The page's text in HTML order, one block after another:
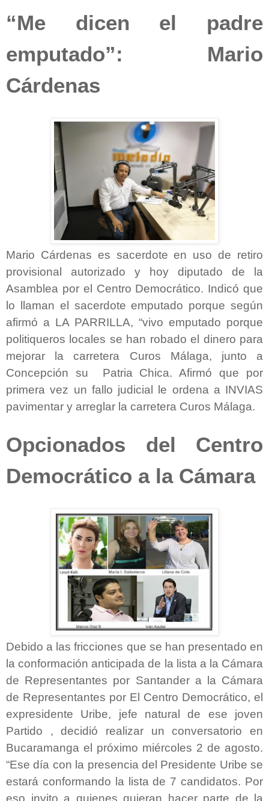
“Me dicen el padre
emputado”: Mario
Cárdenas
Mario Cárdenas es sacerdote en uso de retiro
provisional autorizado y hoy diputado de la
Asamblea por el Centro Democrático. Indicó que
lo llaman el sacerdote emputado porque según
afirmó a LA PARRILLA, “vivo emputado porque
politiqueros locales se han robado el dinero para
mejorar la carretera Curos Málaga, junto a
Concepción su Patria Chica. Afirmó que por
primera vez un fallo judicial le ordena a INVIAS
pavimentar y arreglar la carretera Curos Málaga.
Opcionados del Centro
Democrático a la Cámara
Debido a las fricciones que se han presentado en
la conformación anticipada de la lista a la Cámara
de Representantes por Santander a la Cámara
de Representantes por El Centro Democrático, el
expresidente Uribe, jefe natural de ese joven
Partido , decidió realizar un conversatorio en
Bucaramanga el próximo miércoles 2 de agosto.
“Ese día con la presencia del Presidente Uribe se
estará conformando la lista de 7 candidatos. Por
eso invito a quienes quieran hacer parte de la